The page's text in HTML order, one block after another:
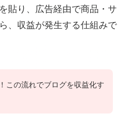
貼り、広告経由で商品・サ
、収益が発生する仕組みで
この流れでブログを収益化す